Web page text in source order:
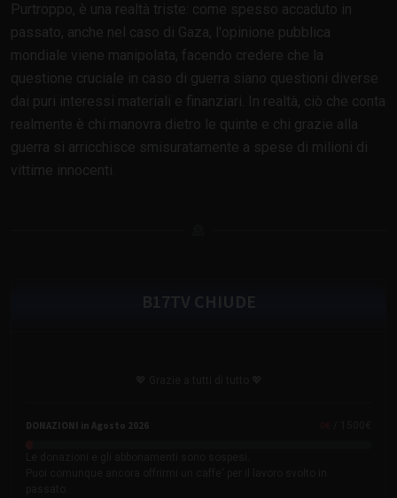
Purtroppo, è una realtà triste: come spesso accaduto in
passato, anche nel caso di Gaza, l'opinione pubblica
mondiale viene manipolata, facendo credere che la
questione cruciale in caso di guerra siano questioni diverse
dai puri interessi materiali e finanziari. In realtà, ciò che conta
realmente è chi manovra dietro le quinte e chi grazie alla
guerra si arricchisce smisuratamente a spese di milioni di
vittime innocenti.
DONAZIONI in Agosto 2026